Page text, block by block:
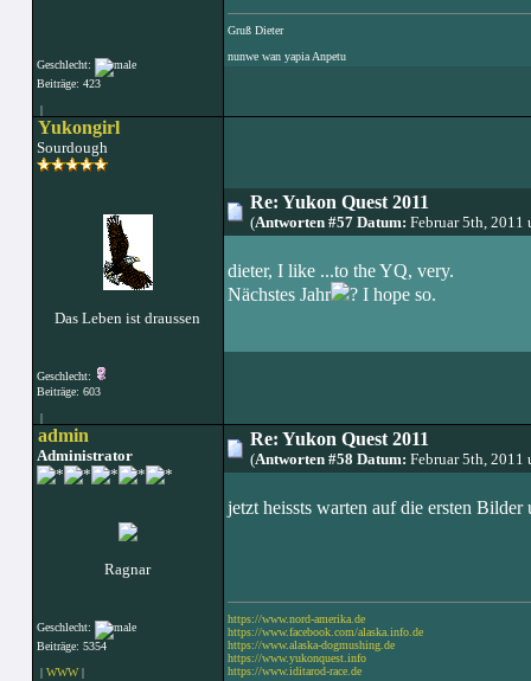
Geschlecht:
Beiträge: 423
|
Gruß Dieter
nunwe wan yapia Anpetu
Yukongirl
Sourdough
Das Leben ist draussen
Geschlecht:
Beiträge: 603
|
Re: Yukon Quest 2011
(Antworten #57 Datum: Februar 5th, 2011
dieter, I like ...to the YQ, very.
Nächstes Jahr
? I hope so.
admin
Administrator
Ragnar
Geschlecht:
Beiträge: 5354
| WWW|
Re: Yukon Quest 2011
(Antworten #58 Datum: Februar 5th, 2011
jetzt heissts warten auf die ersten Bilder
https://www.nord-amerika.de
https://www.facebook.com/alaska.info.de
https://www.alaska-dogmushing.de
https://www.yukonquest.info
https://www.iditarod-race.de